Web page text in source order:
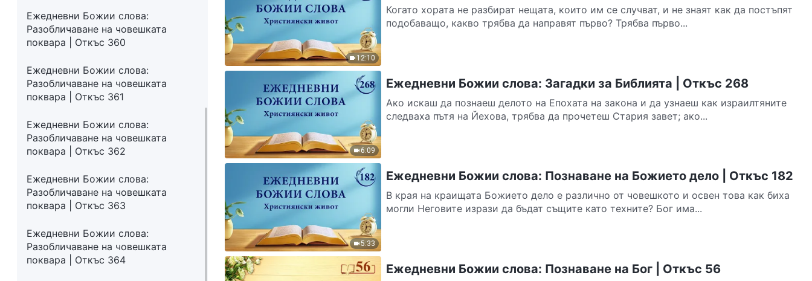
Ежедневни Божии слова:
Разобличаване на човешката
поквара | Откъс 360
Ежедневни Божии слова:
Разобличаване на човешката
поквара | Откъс 361
Ежедневни Божии слова:
Разобличаване на човешката
поквара | Откъс 362
Ежедневни Божии слова:
Разобличаване на човешката
поквара | Откъс 363
Ежедневни Божии слова:
Разобличаване на човешката
поквара | Откъс 364
12:10
Когато хората не разбират нещата, които им се случват, и не знаят как да постъпят
подобаващо, какво трябва да направят първо? Трябва първо...
6:09
Ежедневни Божии слова: Загадки за Библията | Откъс 268
Ако искаш да познаеш делото на Епохата на закона и да узнаеш как израилтяните
следваха пътя на Йехова, трябва да прочетеш Стария завет; ако...
5:33
Ежедневни Божии слова: Познаване на Божието дело | Откъс 182
В края на краищата Божието дело е различно от човешкото и освен това как биха
могли Неговите изрази да бъдат същите като техните? Бог има...
Ежедневни Божии слова: Познаване на Бог | Откъс 56